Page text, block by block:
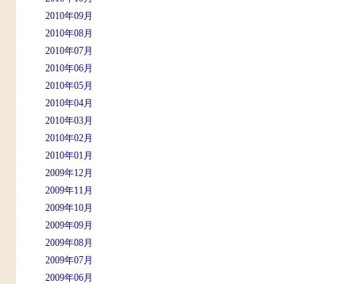
2010年09月
2010年08月
2010年07月
2010年06月
2010年05月
2010年04月
2010年03月
2010年02月
2010年01月
2009年12月
2009年11月
2009年10月
2009年09月
2009年08月
2009年07月
2009年06月